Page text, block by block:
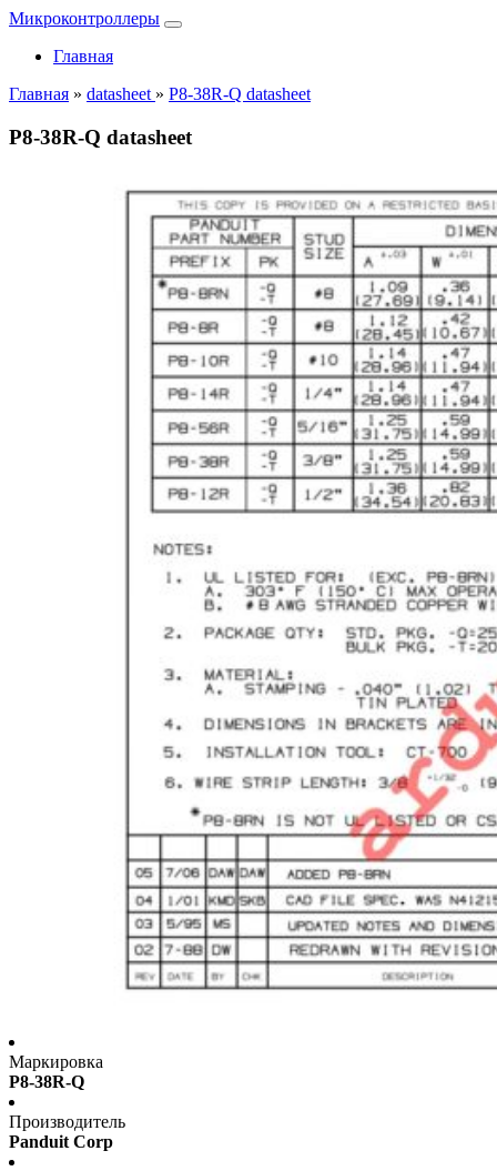
Микроконтроллеры
Главная
Главная » datasheet » P8-38R-Q datasheet
P8-38R-Q datasheet
Маркировка
P8-38R-Q
Производитель
Panduit Corp